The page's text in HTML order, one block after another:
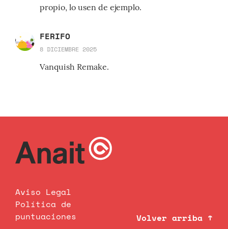
propio, lo usen de ejemplo.
FERIFO
8 DICIEMBRE 2025
Vanquish Remake.
Aviso Legal
Política de
puntuaciones
Volver arriba ↑